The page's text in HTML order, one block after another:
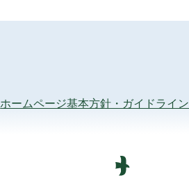
ホームページ基本方針・ガイドライン